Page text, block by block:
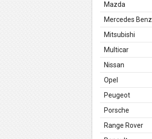
Mazda
Mercedes Benz
Mitsubishi
Multicar
Nissan
Opel
Peugeot
Porsche
Range Rover